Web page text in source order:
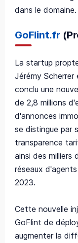
dans le domaine.
GoFlint.fr
La startup
Jérémy Scherrer
conclu une
de 2,8 millions
d'annonces
se distingue par
transparence
ainsi des milliers
réseaux
2023.
Cette nouvelle
GoFlint de
augmenter la